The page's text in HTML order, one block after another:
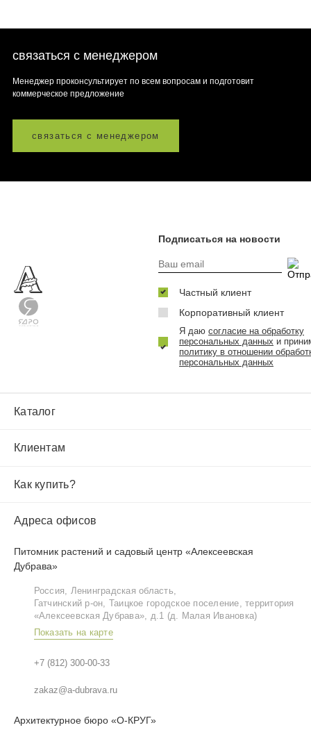
связаться с менеджером
Менеджер проконсультирует по всем вопросам и подготовит
коммерческое предложение
связаться с менеджером
Каталог
Клиентам
Как купить?
Адреса офисов
Питомник растений и садовый центр «Алексеевская
Дубрава»
Россия, Ленинградская область,
Гатчинский р‑он, Таицкое городское поселение, территория
«Алексеевская Дубрава», д.1 (д. Малая Ивановка)
Показать на карте
+7 (812) 300-00-33
zakaz@a-dubrava.ru
Архитектурное бюро «О-КРУГ»
Подписаться на новости
Частный клиент
Корпоративный клиент
Я даю согласие на обработку
персональных данных и
политику в отношении
персональных данных